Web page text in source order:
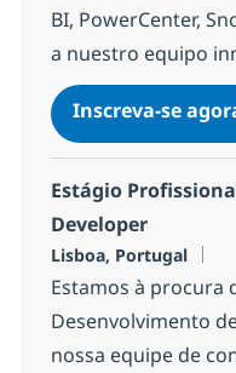
BI, PowerCenter,
a nuestro equipo
Inscreva-se
Estágio
Developer
Localização
Lisboa, Portugal
Estamos à procura
Desenvolvimento
nossa equipe de